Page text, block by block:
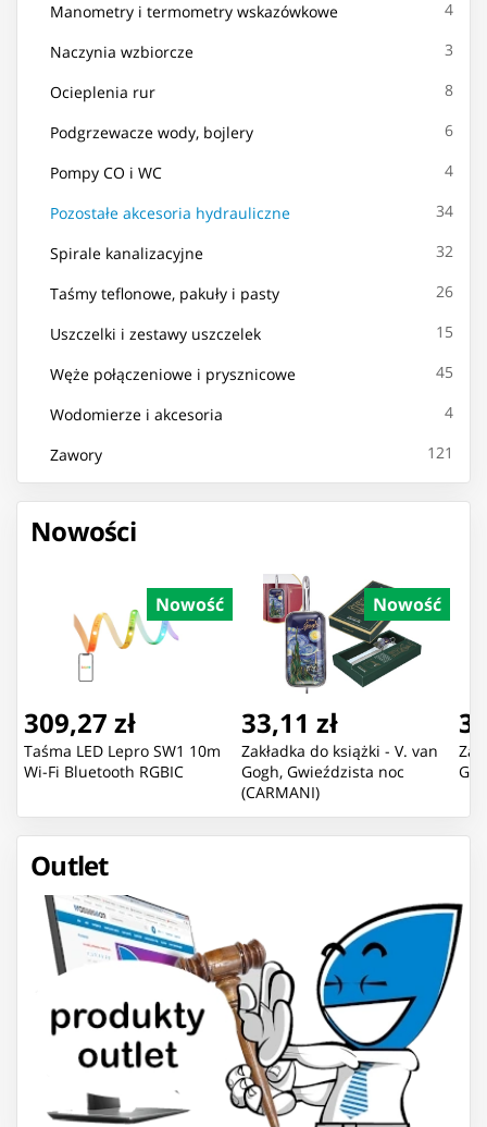
Manometry i termometry wskazówkowe 4
Naczynia wzbiorcze 3
Ocieplenia rur 8
Podgrzewacze wody, bojlery 6
Pompy CO i WC 4
Pozostałe akcesoria hydrauliczne 34
Spirale kanalizacyjne 32
Taśmy teflonowe, pakuły i pasty 26
Uszczelki i zestawy uszczelek 15
Węże połączeniowe i prysznicowe 45
Wodomierze i akcesoria 4
Zawory 121
Nowości
Nowość
309,27 zł
Taśma LED Lepro SW1 10m
Wi-Fi Bluetooth RGBIC
Nowość
33,11 zł
Zakładka do książki - V. van
Gogh, Gwieździsta noc
(CARMANI)
Outlet